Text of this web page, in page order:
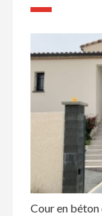
Cour en béton